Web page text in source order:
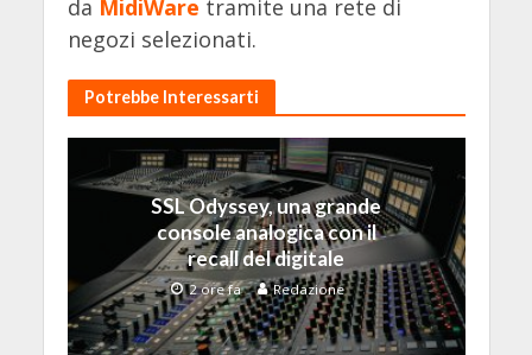
da MidiWare tramite una rete di
negozi selezionati.
Potrebbe Interessarti
SSL Odyssey, una grande
console analogica con il
recall del digitale
2 ore fa Redazione